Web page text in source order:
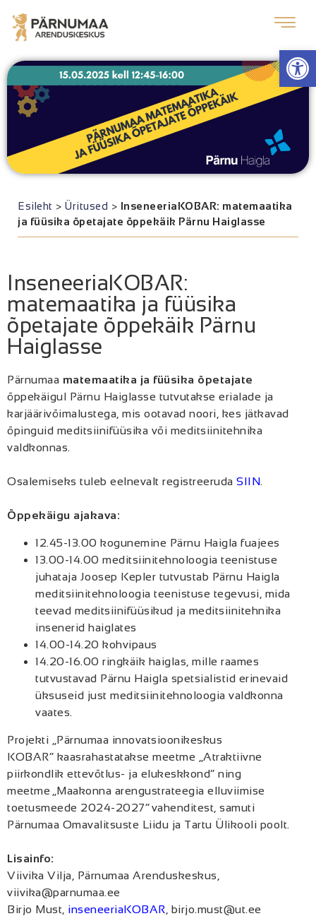
Esileht > Üritused > InseneeriaKOBAR: matemaatika
ja füüsika õpetajate õppekäik Pärnu Haiglasse
InseneeriaKOBAR:
matemaatika ja füüsika
õpetajate õppekäik Pärnu
Haiglasse
Pärnumaa matemaatika ja füüsika õpetajate
õppekäigul Pärnu Haiglasse tutvutakse erialade ja
karjäärivõimalustega, mis ootavad noori, kes jätkavad
õpinguid meditsiinifüüsika või meditsiinitehnika
valdkonnas.
Osalemiseks tuleb eelnevalt registreeruda SIIN.
Õppekäigu ajakava:
12.45-13.00 kogunemine Pärnu Haigla fuajees
13.00-14.00 meditsiinitehnoloogia teenistuse
juhataja Joosep Kepler tutvustab Pärnu Haigla
meditsiinitehnoloogia teenistuse tegevusi, mida
teevad meditsiinifüüsikud ja meditsiinitehnika
insenerid haiglates
14.00-14.20 kohvipaus
14.20-16.00 ringkäik haiglas, mille raames
tutvustavad Pärnu Haigla spetsialistid erinevaid
üksuseid just meditsiinitehnoloogia valdkonna
vaates.
Projekti „Pärnumaa innovatsioonikeskus
KOBAR” kaasrahastatakse meetme „Atraktiivne
piirkondlik ettevõtlus- ja elukeskkond” ning
meetme „Maakonna arengustrateegia elluviimise
toetusmeede 2024-2027” vahenditest, samuti
Pärnumaa Omavalitsuste Liidu ja Tartu Ülikooli poolt.
Lisainfo:
Viivika Vilja, Pärnumaa Arenduskeskus,
viivika@parnumaa.ee
Birjo Must, inseneeriaKOBAR , birjo.must@ut.ee